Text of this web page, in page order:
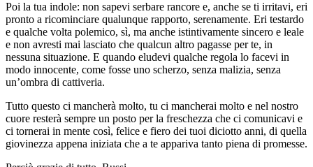
Poi la tua indole: non sapevi serbare rancore e, anche se ti irritavi, eri
pronto a ricominciare qualunque rapporto, serenamente. Eri testardo
e qualche volta polemico, sì, ma anche istintivamente sincero e leale
e non avresti mai lasciato che qualcun altro pagasse per te, in
nessuna situazione. E quando eludevi qualche regola lo facevi in
modo innocente, come fosse uno scherzo, senza malizia, senza
un’ombra di cattiveria.
Tutto questo ci mancherà molto, tu ci mancherai molto e nel nostro
cuore resterà sempre un posto per la freschezza che ci comunicavi e
ci tornerai in mente così, felice e fiero dei tuoi diciotto anni, di quella
giovinezza appena iniziata che a te appariva tanto piena di promesse.